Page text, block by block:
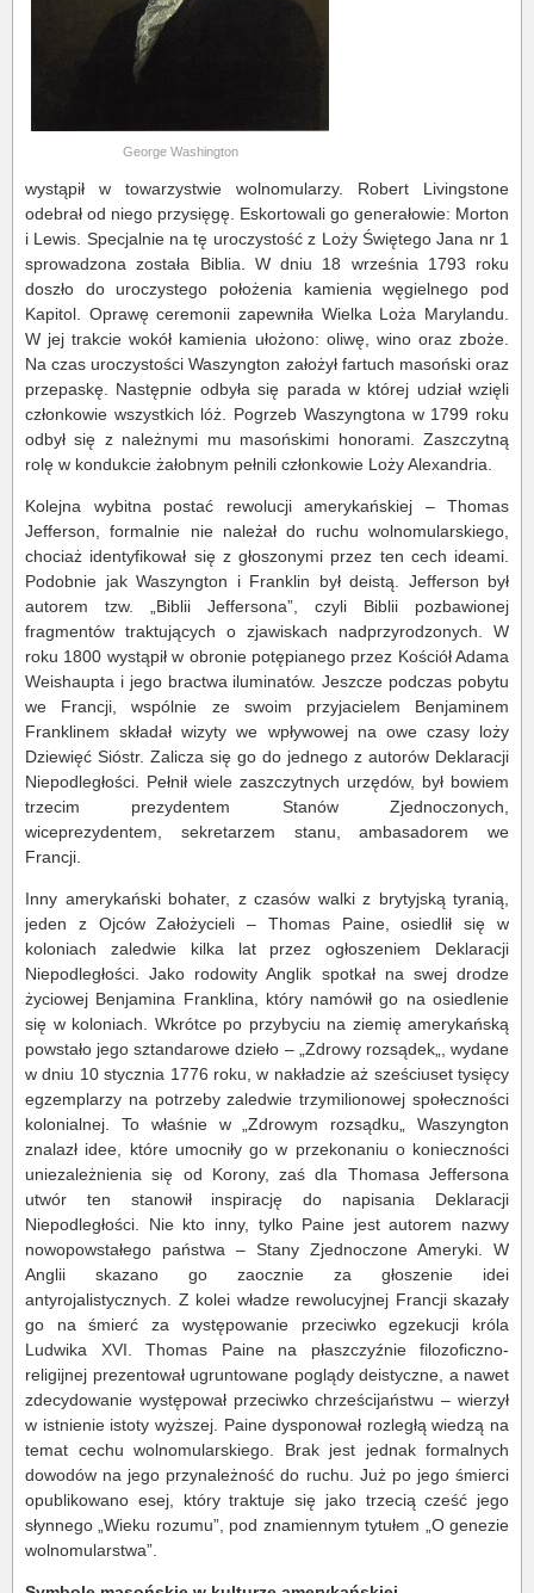
George Washington
wystąpił w towarzystwie wolnomularzy. Robert Livingstone
odebrał od niego przysięgę. Eskortowali go generałowie: Morton
i Lewis. Specjalnie na tę uroczystość z Loży Świętego Jana nr 1
sprowadzona została Biblia. W dniu 18 września 1793 roku
doszło do uroczystego położenia kamienia węgielnego pod
Kapitol. Oprawę ceremonii zapewniła Wielka Loża Marylandu.
W jej trakcie wokół kamienia ułożono: oliwę, wino oraz zboże.
Na czas uroczystości Waszyngton założył fartuch masoński oraz
przepaskę. Następnie odbyła się parada w której udział wzięli
członkowie wszystkich lóż. Pogrzeb Waszyngtona w 1799 roku
odbył się z należnymi mu masońskimi honorami. Zaszczytną
rolę w kondukcie żałobnym pełnili członkowie Loży Alexandria.
Kolejna wybitna postać rewolucji amerykańskiej – Thomas
Jefferson, formalnie nie należał do ruchu wolnomularskiego,
chociaż identyfikował się z głoszonymi przez ten cech ideami.
Podobnie jak Waszyngton i Franklin był deistą. Jefferson był
autorem tzw. „Biblii Jeffersona”, czyli Biblii pozbawionej
fragmentów traktujących o zjawiskach nadprzyrodzonych. W
roku 1800 wystąpił w obronie potępianego przez Kościół Adama
Weishaupta i jego bractwa iluminatów. Jeszcze podczas pobytu
we Francji, wspólnie ze swoim przyjacielem Benjaminem
Franklinem składał wizyty we wpływowej na owe czasy loży
Dziewięć Sióstr. Zalicza się go do jednego z autorów Deklaracji
Niepodległości. Pełnił wiele zaszczytnych urzędów, był bowiem
trzecim prezydentem Stanów Zjednoczonych,
wiceprezydentem, sekretarzem stanu, ambasadorem we
Francji.
Inny amerykański bohater, z czasów walki z brytyjską tyranią,
jeden z Ojców Założycieli – Thomas Paine, osiedlił się w
koloniach zaledwie kilka lat przez ogłoszeniem Deklaracji
Niepodległości. Jako rodowity Anglik spotkał na swej drodze
życiowej Benjamina Franklina, który namówił go na osiedlenie
się w koloniach. Wkrótce po przybyciu na ziemię amerykańską
powstało jego sztandarowe dzieło – „Zdrowy rozsądek„, wydane
w dniu 10 stycznia 1776 roku, w nakładzie aż sześciuset tysięcy
egzemplarzy na potrzeby zaledwie trzymilionowej społeczności
kolonialnej. To właśnie w „Zdrowym rozsądku„ Waszyngton
znalazł idee, które umocniły go w przekonaniu o konieczności
uniezależnienia się od Korony, zaś dla Thomasa Jeffersona
utwór ten stanowił inspirację do napisania Deklaracji
Niepodległości. Nie kto inny, tylko Paine jest autorem nazwy
nowopowstałego państwa – Stany Zjednoczone Ameryki. W
Anglii skazano go zaocznie za głoszenie idei
antyrojalistycznych. Z kolei władze rewolucyjnej Francji skazały
go na śmierć za występowanie przeciwko egzekucji króla
Ludwika XVI. Thomas Paine na płaszczyźnie filozoficzno-
religijnej prezentował ugruntowane poglądy deistyczne, a nawet
zdecydowanie występował przeciwko chrześcijaństwu – wierzył
w istnienie istoty wyższej. Paine dysponował rozległą wiedzą na
temat cechu wolnomularskiego. Brak jest jednak formalnych
dowodów na jego przynależność do ruchu. Już po jego śmierci
opublikowano esej, który traktuje się jako trzecią cześć jego
słynnego „Wieku rozumu”, pod znamiennym tytułem „O genezie
wolnomularstwa”.